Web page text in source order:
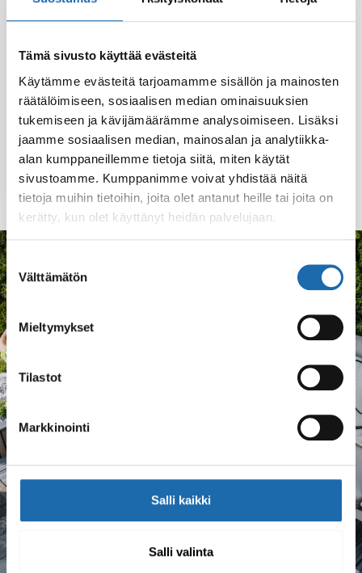
Tämä sivusto käyttää evästeitä
Käytämme evästeitä tarjoamamme sisällön ja mainosten
räätälöimiseen, sosiaalisen median ominaisuuksien
tukemiseen ja kävijämäärämme analysoimiseen. Lisäksi
jaamme sosiaalisen median, mainosalan ja analytiikka-
alan kumppaneillemme tietoja siitä, miten käytät
sivustoamme. Kumppanimme voivat yhdistää näitä
tietoja muihin tietoihin, joita olet antanut heille tai joita on
kerätty, kun olet käyttänyt heidän palvelujaan.
Suostumuksen
valinta
Välttämätön
Mieltymykset
Tilastot
Markkinointi
Salli kaikki
Salli valinta
Softcare Lasisuoja
Lue lisää
Lyhyitä kokemuksia tuotteista ja lopputuloksesta
Hajunpoistaja toimi hyvin. Suihkimme sillä
Aine on myös riittoisaa.